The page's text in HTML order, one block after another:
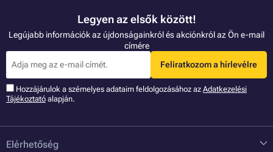
Legyen az elsők között!
Legújabb információk az újdonságainkról és akciónkról az Ön e-mail
címére
Feliratkozom a hírlevélre
Hozzájárulok a szémelyes adataim feldolgozásához az Adatkezelési
Tájékoztató alapján.
Elérhetőség